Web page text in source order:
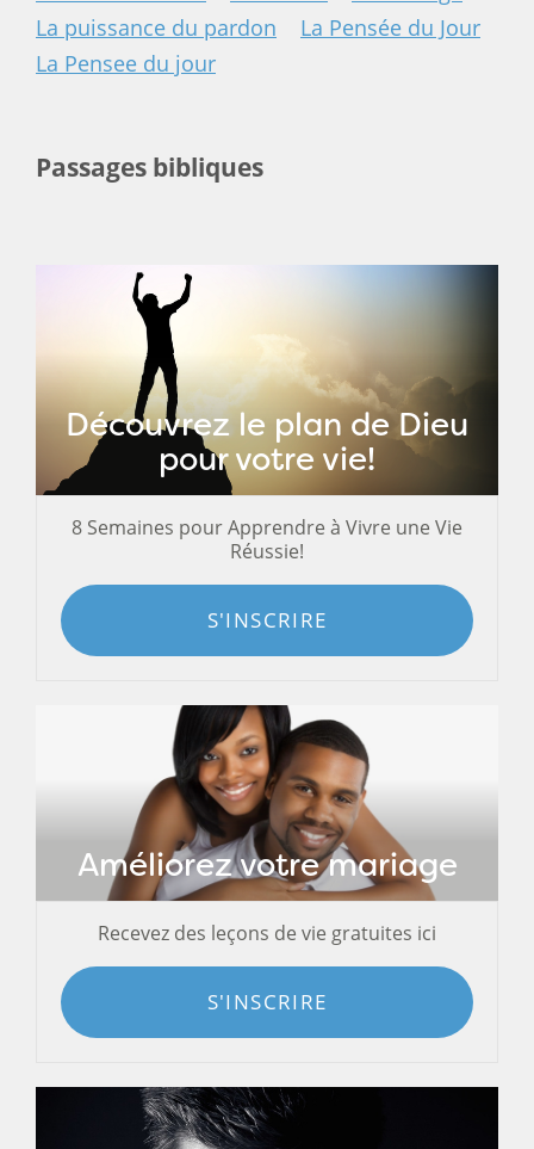
La puissance du pardon
La Pensée du Jour
La Pensee du jour
Passages bibliques
Découvrez le plan de Dieu
pour votre vie!
8 Semaines pour Apprendre à Vivre une Vie
Réussie!
S'INSCRIRE
Améliorez votre mariage
Recevez des leçons de vie gratuites ici
S'INSCRIRE